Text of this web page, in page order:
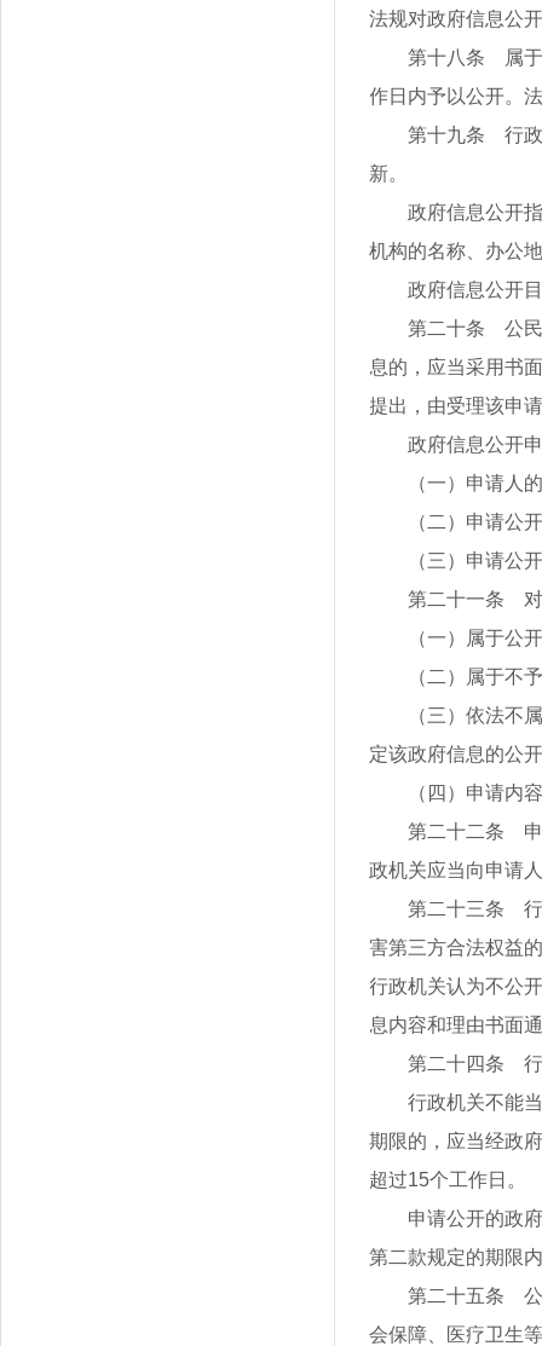
法规对政府信息公
第十八条 属于
作日内予以公开。
第十九条 行政
新。
政府信息公开
机构的名称、办公
政府信息公开
第二十条 公民
息的，应当采用书
提出，由受理该申
政府信息公开
（一）申请人
（二）申请公
（三）申请公
第二十一条 对
（一）属于公
（二）属于不
（三）依法不
定该政府信息的公
（四）申请内
第二十二条 申
政机关应当向申请
第二十三条 行
害第三方合法权益
行政机关认为不公
息内容和理由书面
第二十四条 行
行政机关不能
期限的，应当经政
超过15个工作日。
申请公开的政
第二款规定的期限
第二十五条 公
会保障、医疗卫生